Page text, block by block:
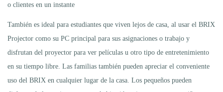
o clientes en un instante
También es ideal para estudiantes que viven lejos de casa, al usar el BRIX
Projector como su PC principal para sus asignaciones o trabajo y
disfrutan del proyector para ver películas u otro tipo de entretenimiento
en su tiempo libre. Las familias también pueden apreciar el conveniente
uso del BRIX en cualquier lugar de la casa. Los pequeños pueden